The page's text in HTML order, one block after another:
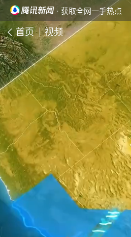
· 获取全网一手热点
首页 视频